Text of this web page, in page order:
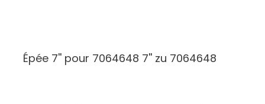
Épée 7'' pour 7064648 7'' zu 7064648